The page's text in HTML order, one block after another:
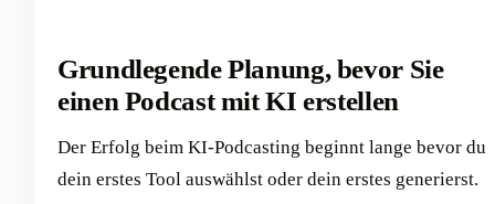
Grundlegende Planung, bevor Sie
einen Podcast mit KI erstellen
Der Erfolg beim KI-Podcasting beginnt lange bevor du
dein erstes Tool auswählst oder dein erstes generierst.